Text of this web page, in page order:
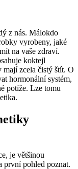
z nás. Málokdo
vyrobeny, jaké
na vaše zdraví.
koktejl
mají zcela čistý štít. O
hormonální systém,
potíže. Lze tomu
je většinou
první pohled poznat.